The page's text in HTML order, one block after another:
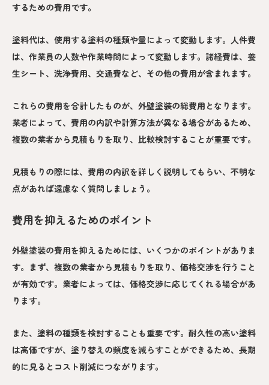
するための費用です。
塗料代は、使用する塗料の種類や量によって変動します。人件費
は、作業員の人数や作業時間によって変動します。諸経費は、養
生シート、洗浄費用、交通費など、その他の費用が含まれます。
これらの費用を合計したものが、外壁塗装の総費用となります。
業者によって、費用の内訳や計算方法が異なる場合があるため、
複数の業者から見積もりを取り、比較検討することが重要です。
見積もりの際には、費用の内訳を詳しく説明してもらい、不明な
点があれば遠慮なく質問しましょう。
費用を抑えるためのポイント
外壁塗装の費用を抑えるためには、いくつかのポイントがありま
す。まず、複数の業者から見積もりを取り、価格交渉を行うこと
が有効です。業者によっては、価格交渉に応じてくれる場合があ
ります。
また、塗料の種類を検討することも重要です。耐久性の高い塗料
は高価ですが、塗り替えの頻度を減らすことができるため、長期
的に見るとコスト削減につながります。